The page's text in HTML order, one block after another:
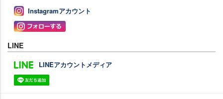
Instagramアカウント
LINE
LINEアカウントメディア